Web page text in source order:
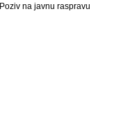
Poziv na javnu raspravu